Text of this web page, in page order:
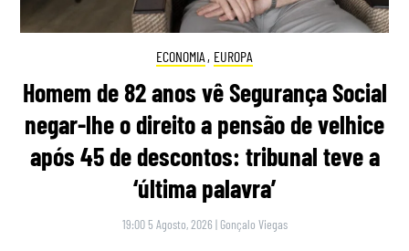
ECONOMIA , EUROPA
Homem de 82 anos vê Segurança Social
negar-lhe o direito a pensão de velhice
após 45 de descontos: tribunal teve a
‘última palavra’
19:00 5 Agosto, 2026 | Gonçalo Viegas